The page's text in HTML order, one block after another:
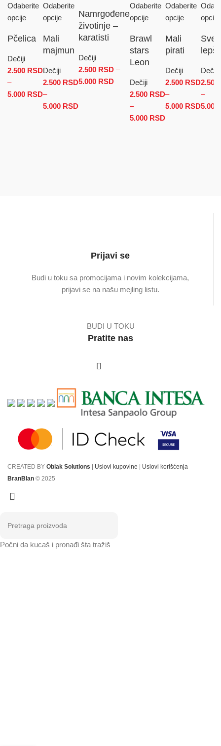
Odaberite
opcije
Pčelica
Dečiji
2.500 RSD
–
5.000 RSDRaspon cena: od 2.500 RSD do 5.000 RSD
Odaberite
opcije
Mali
majmun
Dečiji
2.500 RSD
–
5.000 RSD Raspon cena: od 2.500 RSD do
Namrgođene
životinje –
karatisti
Dečiji
2.500 RSD –
5.000 RSD Raspon cena: od 2.500 RSD
do 5.000 RSD
Odaberite
opcije
Brawl
stars
Leon
Dečiji
2.500 RSD
–
5.000 RSD
Odaberite
opcije
Mali
pirati
Dečiji
2.500 RSD
–
5.000 RSD
opcije
Sve
Dečiji
2.500
–
5.000
Prijavi se
Budi u toku sa promocijama i novim kolekcijama,
prijavi se na našu mejling listu.
BUDI U TOKU
Pratite nas
CREATED BY Oblak Solutions Uslovi kupovine
Uslovi korišćenja
BranBlan © 2025
Počni da kucaš i pronađi šta tražiš